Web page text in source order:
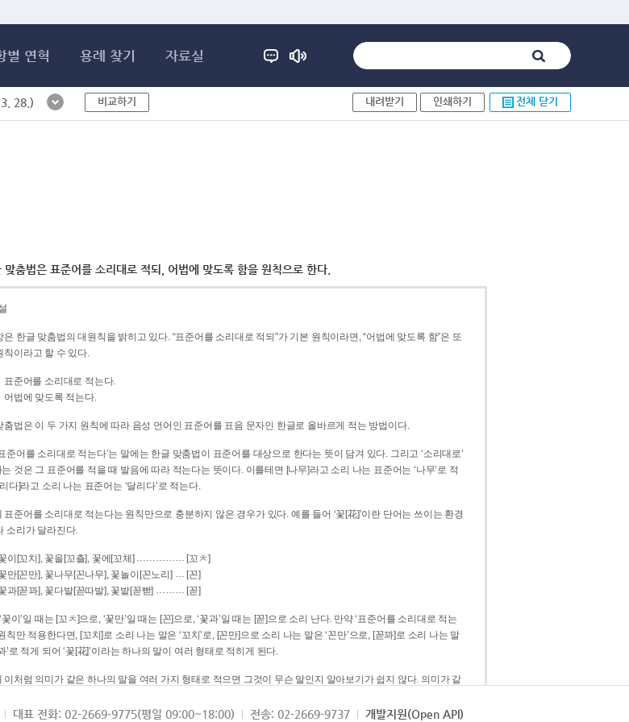
별 연혁 용례 찾기 자료실
28.) 비교하기 내려받기 인쇄하기 전체 닫기
맞춤법은 표준어를 소리대로 적되, 어법에 맞도록 함을 원칙으로 한다.
은 한글 맞춤법의 대원칙을 밝히고 있다. “표준어를 소리대로 적되”가 기본 원칙이라면, “어법에 맞도록 함”은 또
칙이라고 할 수 있다.
표준어를 소리대로 적는다.
어법에 맞도록 적는다.
춤법은 이 두 가지 원칙에 따라 음성 언어인 표준어를 표음 문자인 한글로 올바르게 적는 방법이다.
준어를 소리대로 적는다’는 말에는 한글 맞춤법이 표준어를 대상으로 한다는 뜻이 담겨 있다. 그리고 ‘소리대로’
그 표준어를 적을 때 발음에 따라 적는다는 뜻이다. 이를테면 [나무]라고 소리 나는 표준어는 ‘나무’로 적
다]라고 소리 나는 표준어는 ‘달리다’로 적는다.
표준어를 소리대로 적는다는 원칙만으로 충분하지 않은 경우가 있다. 예를 들어 ‘꽃[花]’이란 단어는 쓰이는 환경
소리가 달라진다.
이[꼬치], 꽃을[꼬츨], 꽃에[꼬체] …………… [꼬ㅊ]
만[꼰만], 꽃나무[꼰나무], 꽃놀이[꼰노리] … [꼰]
과[꼳꽈], 꽃다발[꼳따발], 꽃밭[꼳빧] ……… [꼳]
‘꽃이’일 때는 [꼬ㅊ]으로, ‘꽃만’일 때는 [꼰]으로, ‘꽃과’일 때는 [꼳]으로 소리 난다. 만약 ‘표준어를 소리대로 적는
용한다면, [꼬치]로 소리 나는 말은 ‘꼬치’로, [꼰만]으로 소리 나는 말은 ‘꼰만’으로, [꼳꽈]로 소리 나는 말
’로 적게 되어 ‘꽃[花]’이라는 하나의 말이 여러 형태로 적히게 된다.
이처럼 의미가 같은 하나의 말을 여러 가지 형태로 적으면 그것이 무슨 말인지 알아보기가 쉽지 않다. 의미가 같
는 것이 의미를 파악하는 데 효과적이다.
대표 전화: 02-2669-9775(평일 09:00~18:00) 전송: 02-2669-9737 개발지원(Open API)